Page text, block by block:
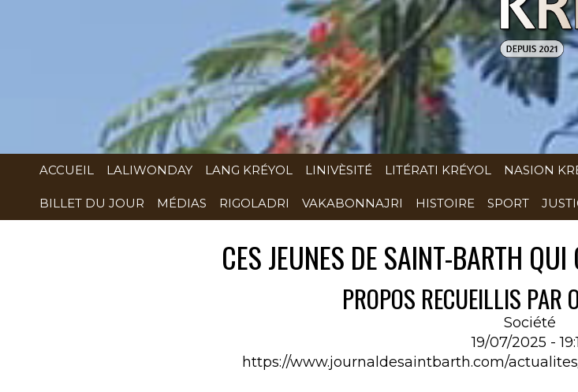
ACCUEIL LALIWONDAY LANG KRÉYOL LINIVÈSITÉ LITÉRATI KRÉYOL NASION
BILLET DU JOUR MÉDIAS RIGOLADRI VAKABONNAJRI HISTOIRE SPORT
CES JEUNES DE SAINT-BARTH
PROPOS RECUEILLIS PAR
Société
19/07/2025 -
https://www.journaldesaintbarth.com/